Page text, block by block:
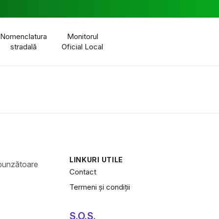
Nomenclatura
stradală
Monitorul
Oficial Local
LINKURI UTILE
Contact
Termeni și condiții
S.O.S.